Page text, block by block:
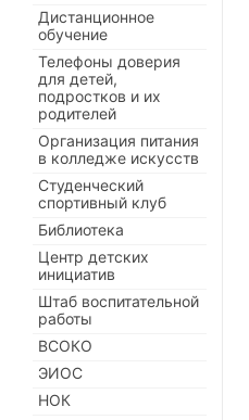
Дистанционное
обучение
Телефоны доверия
для детей,
подростков и их
родителей
Организация питания
в колледже искусств
Студенческий
спортивный клуб
Библиотека
Центр детских
инициатив
Штаб воспитательной
работы
ВСОКО
ЭИОС
НОК